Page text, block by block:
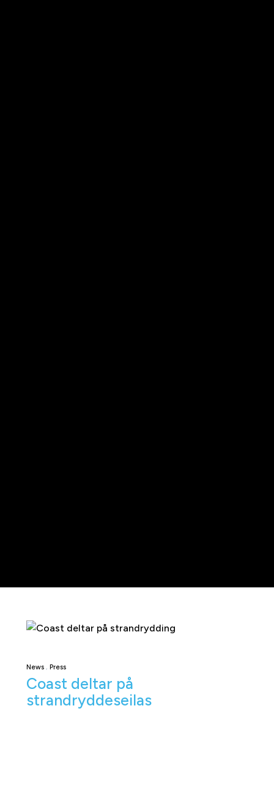
News Press
Coast deltar på
strandryddeseilas